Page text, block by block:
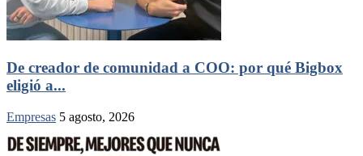
De creador de comunidad a COO: por qué Bigbox
eligió a...
Empresas 5 agosto, 2026